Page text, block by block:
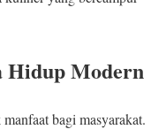
Hidup Modern
bagi masyarakat.